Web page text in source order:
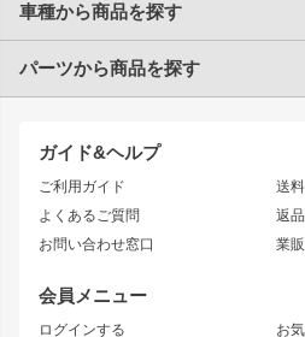
ガイド&ヘルプ
ご利用ガイド
よくあるご質問
お問い合わせ窓口
送
返
業
会員メニュー
ログインする
お
車種から商品を探す
トヨタ
JZX90 CHASER
JZX110 MARK II
JZX100 MARK II
JZX90 MARK II
トレノ
ア
ソア
ア
パーツから商品を探す
エアロシリーズ
ドリフトライン
風神
雷神
レ
ア
ス